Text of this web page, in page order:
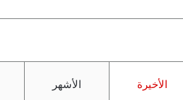
الأخيرة الأشهر